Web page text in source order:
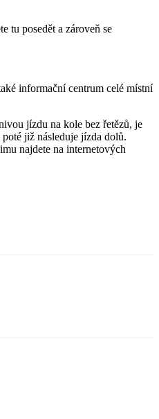
tu posedět a zároveň se
informační centrum celé místní
jízdu na kole bez řetězů, je
již následuje jízda dolů.
najdete na internetových